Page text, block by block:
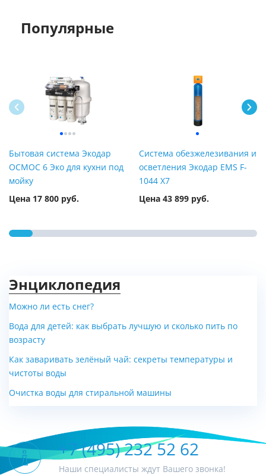
Популярные
Бытовая система Экодар
ОСМОС 6 Эко для кухни под
мойку
Цена 17 800 руб.
Система обезжелезивания и
осветления Экодар EMS F-
1044 X7
Цена 43 899 руб.
Ekotap - кран с фильтром
(горячая, холодная...
изливом, никель (горячая...
Энциклопедия
Можно ли есть снег?
Вода для детей: как выбрать лучшую и сколько пить по
возрасту
Как заваривать зелёный чай: секреты температуры и
чистоты воды
Очистка воды для стиральной машины
+7 (495) 232 52 62
Наши специалисты ждут Вашего звонка!